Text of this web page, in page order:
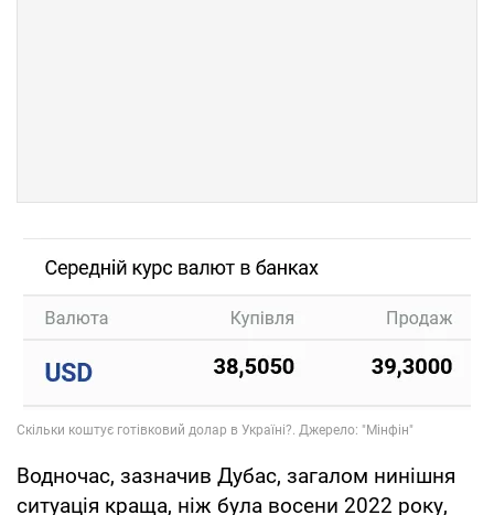
Водночас, зазначив Дубас, загалом нинішня
ситуація краща, ніж була восени 2022 року,